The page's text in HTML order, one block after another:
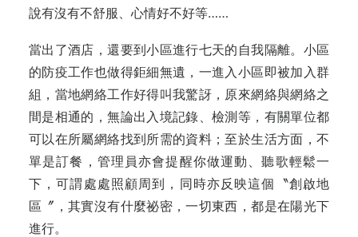
說有沒有不舒服、心情好不好等……
當出了酒店，還要到小區進行七天的自我隔離。小區
的防疫工作也做得鉅細無遺，一進入小區即被加入群
組，當地網絡工作好得叫我驚訝，原來網絡與網絡之
間是相通的，無論出入境記錄、檢測等，有關單位都
可以在所屬網絡找到所需的資料；至於生活方面，不
單是訂餐，管理員亦會提醒你做運動、聽歌輕鬆一
下，可謂處處照顧周到，同時亦反映這個〝創啟地
區〞，其實沒有什麼祕密，一切東西，都是在陽光下
進行。